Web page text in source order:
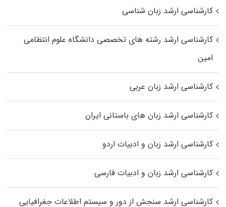
کارشناسی ارشد زبان شناسی
کارشناسی ارشد رﺷﺘﻪ ﻫﺎی تخصصی داﻧﺸﮕﺎه ﻋﻠﻮم انتظامی
اﻣﻴﻦ
کارشناسی ارشد زبان عربی
کارشناسی ارشد زبان‌ های باستانی ایران
کارشناسی ارشد زبان و ادبیات اردو
کارشناسی ارشد زبان و ادبیات فارسی
کارشناسی ارشد سنجش از دور و سیستم اطلاعات جغرافیایی